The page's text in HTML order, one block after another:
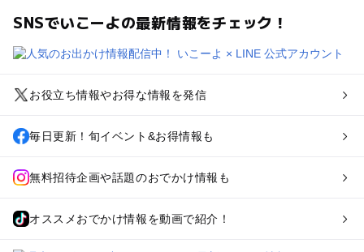
SNSでいこーよの最新情報をチェック！
お役立ち情報やお得な情報を発信
毎日更新！旬イベント&お得情報も
無料招待企画や話題のおでかけ情報も
オススメおでかけ情報を動画で紹介！